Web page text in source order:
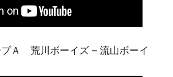
Ａ 荒川ボーイズ – 流山ボーイ